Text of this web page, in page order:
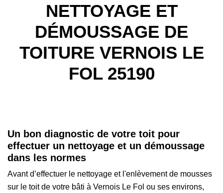
NETTOYAGE ET
DÉMOUSSAGE DE
TOITURE VERNOIS LE
FOL 25190
Un bon diagnostic de votre toit pour
effectuer un nettoyage et un démoussage
dans les normes
Avant d’effectuer le nettoyage et l'enlèvement de mousses
sur le toit de votre bâti à Vernois Le Fol ou ses environs,